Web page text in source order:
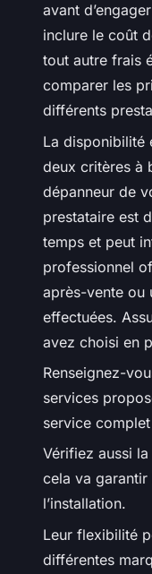
avant
inclure le coût
tout autre frais
comparer les
différents
La disponibilité
deux critères à
dépanneur de
prestataire est
temps et peut
professionnel
après-vente ou
effectuées.
avez choisi en
Renseignez-
services
service
Vérifiez aussi
cela va
l’installation.
Leur flexibilité
différentes